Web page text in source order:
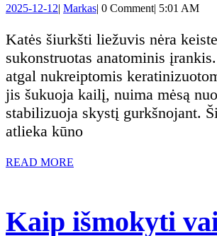
turi
šio
2025-12-122025-
| MarkasMarkas
| 0 Comment| 5:01 AM
Katės šiurkšti liežuvis nėra keistenybė, o tiksliai
sukonstruotas anatominis
atgal nukreiptomis
jis šukuoja kailį, nuima mėsą
stabilizuoja skystį gurkšnojant.
atlieka kūno
READ MORE
Kaip išmokyti